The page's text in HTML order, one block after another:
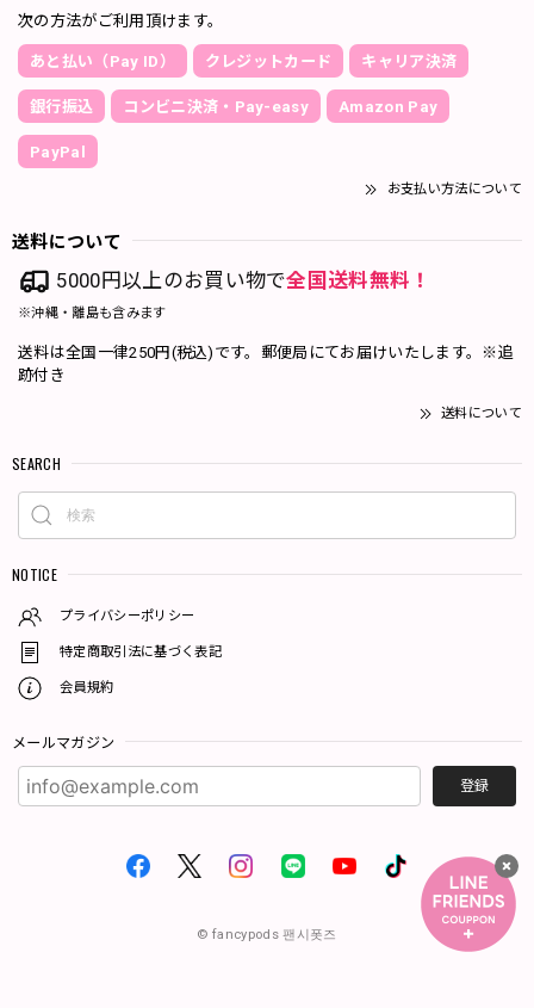
次の方法がご利用頂けます。
あと払い（Pay ID） クレジットカード キャリア決済
銀行振込 コンビニ決済・Pay-easy Amazon Pay
PayPal
お支払い方法について
送料について
5000円以上のお買い物で全国送料無料！
※沖縄・離島も含みます
送料は全国一律250円(税込)です。郵便局にてお届けいたします。※追
跡付き
送料について
SEARCH
NOTICE
プライバシーポリシー
特定商取引法に基づく表記
会員規約
メールマガジン
登録
© fancypods 팬시폿즈